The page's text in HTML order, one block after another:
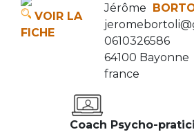
VOIR LA
FICHE
Jérôme
0610326586
64100 Bayonne
france
Coach Psycho-